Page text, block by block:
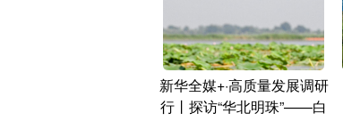
新华全媒+·高质量发展调研
行丨探访“华北明珠”——白